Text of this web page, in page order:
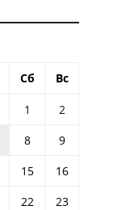
Сб Вс
1
2
8
9
15
16
22
23